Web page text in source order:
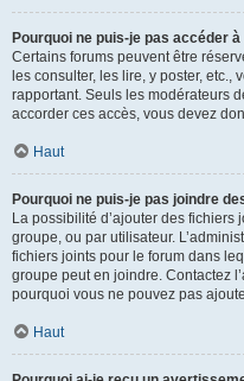
Pourquoi ne puis-je pas accéder
Certains forums peuvent être
les consulter, les lire, y poster, etc.,
rapportant. Seuls les modérateurs
accorder ces accès, vous devez
Haut
Pourquoi ne puis-je pas joindre
La possibilité d’ajouter des
groupe, ou par utilisateur.
fichiers joints pour le forum dans
groupe peut en joindre. Contactez
pourquoi vous ne pouvez pas
Haut